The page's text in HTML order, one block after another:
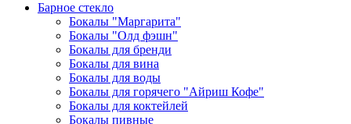
Барное стекло
Бокалы "Маргарита"
Бокалы "Олд фэшн"
Бокалы для бренди
Бокалы для вина
Бокалы для воды
Бокалы для горячего "Айриш Кофе"
Бокалы для коктейлей
Бокалы пивные